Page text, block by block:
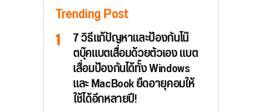
Trending Post
7 วิธีแก้ปัญหาและป้องกันโน๊
ตบุ๊คแบตเสื่อมด้วยตัวเอง แบต
เสื่อมป้องกันได้ทั้ง Windows
และ MacBook ยืดอายุคอมให้
ใช้ได้อีกหลายปี!